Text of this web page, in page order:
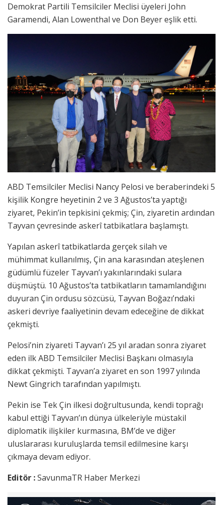
Demokrat Partili Temsilciler Meclisi üyeleri John
Garamendi, Alan Lowenthal ve Don Beyer eşlik etti.
ABD Temsilciler Meclisi Nancy Pelosi ve beraberindeki 5
kişilik Kongre heyetinin 2 ve 3 Ağustos’ta yaptığı
ziyaret, Pekin’in tepkisini çekmiş; Çin, ziyaretin ardından
Tayvan çevresinde askerî tatbikatlara başlamıştı.
Yapılan askerî tatbikatlarda gerçek silah ve
mühimmat kullanılmış, Çin ana karasından ateşlenen
güdümlü füzeler Tayvan’ı yakınlarındaki sulara
düşmüştü. 10 Ağustos’ta tatbikatların tamamlandığını
duyuran Çin ordusu sözcüsü, Tayvan Boğazı’ndaki
askeri devriye faaliyetinin devam edeceğine de dikkat
çekmişti.
Pelosi’nin ziyareti Tayvan’ı 25 yıl aradan sonra ziyaret
eden ilk ABD Temsilciler Meclisi Başkanı olmasıyla
dikkat çekmişti. Tayvan’a ziyaret en son 1997 yılında
Newt Gingrich tarafından yapılmıştı.
Pekin ise Tek Çin ilkesi doğrultusunda, kendi toprağı
kabul ettiği Tayvan’ın dünya ülkeleriyle müstakil
diplomatik ilişkiler kurmasına, BM’de ve diğer
uluslararası kuruluşlarda temsil edilmesine karşı
çıkmaya devam ediyor.
Editör :SavunmaTR Haber Merkezi